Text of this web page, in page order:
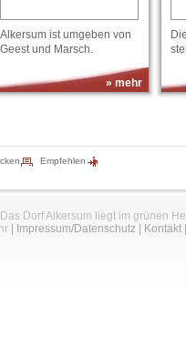
Alkersum ist umgeben von
Geest und Marsch.
» mehr
Empfehlen
Das Dorf Alkersum liegt im grünen
| Impressum/Datenschutz| Kontakt